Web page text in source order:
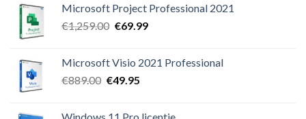
was:
€499.00.
is:
€49.95.
Microsoft Project Professional 2021
€1,259.00 Oorspronkelijke
€1,259.00.
€69.99Huidige
€69.99.
Microsoft Visio 2021 Professional
€889.00 Oorspronkelijke
€49.95Huidige
Windows 11 Pro licentie